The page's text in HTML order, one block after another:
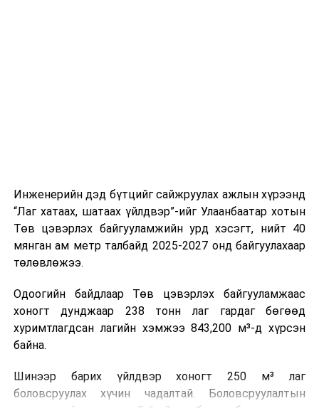
Инженерийн дэд бүтцийг сайжруулах ажлын хүрээнд
“Лаг хатаах, шатаах үйлдвэр”-ийг Улаанбаатар хотын
Төв цэвэрлэх байгууламжийн урд хэсэгт, нийт 40
мянган ам метр талбайд 2025-2027 онд байгуулахаар
төлөвлөжээ.
Одоогийн байдлаар Төв цэвэрлэх байгууламжаас
хоногт дунджаар 238 тонн лаг гардаг бөгөөд
хуримтлагдсан лагийн хэмжээ 843,200 м³-д хүрсэн
байна.
Шинээр барих үйлдвэр хоногт 250 м³ лаг
боловсруулах хүчин чадалтай. Боловсруулалтын